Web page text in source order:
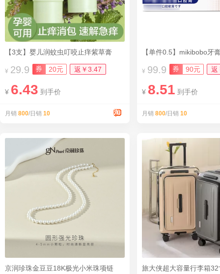
【3支】婴儿润蚊虫叮咬止痒紫草膏
¥ 29.9 券 20元 返￥3.47
¥ 6.43 到手价
月销 800/日销 10
¥ 99.9 券 90元 返
¥ 8.51 到手价
月销 800/日销 10
京润珍珠金豆豆18K极光小米珠项链 旅大侠超大容量行李箱